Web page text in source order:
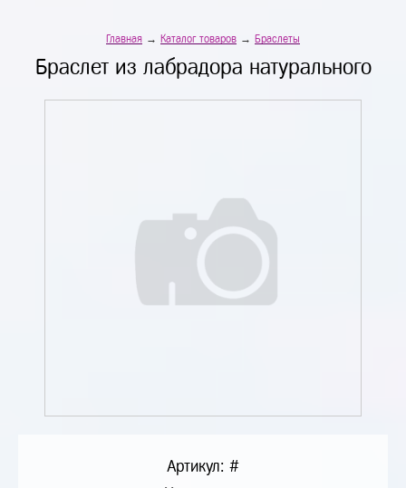
Главная → Каталог товаров → Браслеты
Браслет из лабрадора натурального
Артикул: #